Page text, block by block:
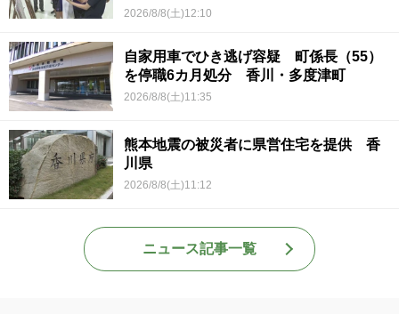
2026/8/8(土)12:10
自家用車でひき逃げ容疑 町係長（55）
を停職6カ月処分 香川・多度津町
2026/8/8(土)11:35
熊本地震の被災者に県営住宅を提供 香
川県
2026/8/8(土)11:12
ニュース記事一覧